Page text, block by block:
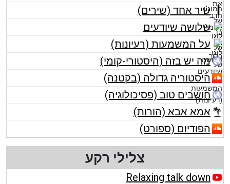
שיר אחד (שירים)
שלושה שיודעים
על המשמעות (רעיונות)
מה יש בזה (היסטורי-קומי)
היסטוריה גדולה (בקטנה)
חושבים טוב (פסיכולוגיה)
אמא אבא (הורות)
הפודיום (ספורט)
צלילי רקע
Relaxing talk down